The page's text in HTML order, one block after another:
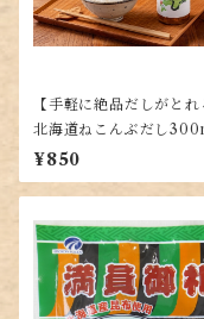
【手軽に絶品だしがとれ
北海道ねこんぶだし
【使いやすい液体タイプ
¥850